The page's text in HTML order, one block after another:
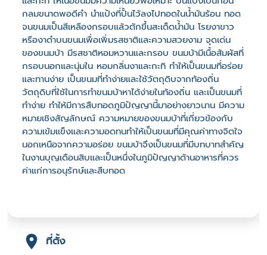
กลมขนาดพอดีคำ นำแป้งที่ปั้นไว้ลงไปทอดในน้ำมันร้อน ทอด
จนขนมเป็นสีเหลืองกรอบแล้วตักขึ้นสะเด็ดน้ำมัน โรยงาขาว
หรืองาดำบนขนมเพื่อเพิ่มรสชาติและความสวยงาม จุดเด่น
ของขนมบ้า มีรสชาติหอมหวานและกรอบ ขนมบ้ามีเนื้อสัมผัสที่
กรอบนอกและนุ่มใน หอมกลิ่นงาและกะทิ ทำให้เป็นขนมที่อร่อย
และทานง่าย เป็นขนมที่ทำง่ายและใช้วัตถุดิบจากท้องถิ่น
วัตถุดิบที่ใช้ในการทำขนมบ้าหาได้ง่ายในท้องถิ่น และเป็นขนมที่
ทำง่าย ทำให้มีการสืบทอดภูมิปัญญานี้มาอย่างยาวนาน มีความ
หมายเชิงสัญลักษณ์ ความหมายของขนมบ้าที่เกี่ยวข้องกับ
ความเข้มแข็งและความอดทนทำให้เป็นขนมที่มีคุณค่าทางจิตใจ
นอกเหนือจากความอร่อย ขนมบ้าจึงเป็นขนมที่มีบทบาทสำคัญ
ในงานบุญเดือนสิบและเป็นหนึ่งในภูมิปัญญาด้านอาหารที่ควร
ค่าแก่การอนุรักษ์และสืบทอด
ที่ตั้ง